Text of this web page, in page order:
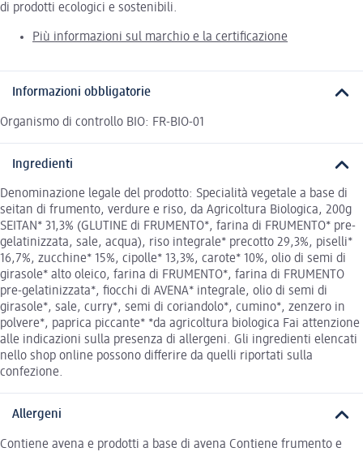
di prodotti ecologici e sostenibili.
Più informazioni sul marchio e la certificazione
Informazioni obbligatorie
Organismo di controllo BIO: FR-BIO-01
Ingredienti
Denominazione legale del prodotto: Specialità vegetale a base di
seitan di frumento, verdure e riso, da Agricoltura Biologica, 200g
SEITAN* 31,3% (GLUTINE di FRUMENTO*, farina di FRUMENTO* pre-
gelatinizzata, sale, acqua), riso integrale* precotto 29,3%, piselli*
16,7%, zucchine* 15%, cipolle* 13,3%, carote* 10%, olio di semi di
girasole* alto oleico, farina di FRUMENTO*, farina di FRUMENTO
pre-gelatinizzata*, fiocchi di AVENA* integrale, olio di semi di
girasole*, sale, curry*, semi di coriandolo*, cumino*, zenzero in
polvere*, paprica piccante* *da agricoltura biologica Fai attenzione
alle indicazioni sulla presenza di allergeni. Gli ingredienti elencati
nello shop online possono differire da quelli riportati sulla
confezione.
Allergeni
Contiene avena e prodotti a base di avena Contiene frumento e